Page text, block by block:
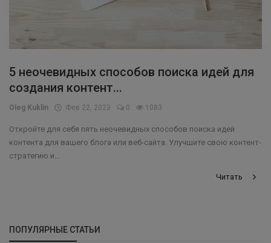
5 неочевидных способов поиска идей для
создания контент...
Oleg Kuklin Фев 22, 2023 0 1083
Откройте для себя пять неочевидных способов поиска идей
контента для вашего блога или веб-сайта. Улучшите свою контент-
стратегию и...
Читать
ПОПУЛЯРНЫЕ СТАТЬИ